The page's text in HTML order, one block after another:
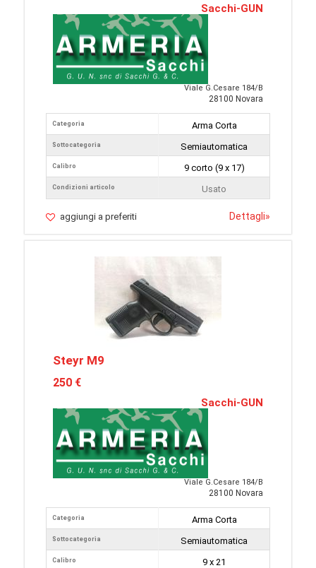
Sacchi-GUN
Viale G.Cesare 184/B
28100 Novara
Categoria
Sottocategoria
Calibro
Condizioni articolo
Arma Corta
Semiautomatica
9 corto (9 x 17)
Usato
aggiungi a preferiti Dettagli»
Steyr M9
250 €
Sacchi-GUN
Viale G.Cesare 184/B
28100 Novara
Categoria
Sottocategoria
Calibro
Arma Corta
Semiautomatica
9 x 21